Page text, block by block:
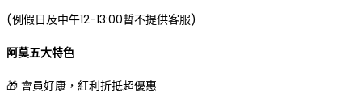
(例假日及中午12-13:00暫不提供客服)
阿莫五大特色
🎁 會員好康，紅利折抵超優惠